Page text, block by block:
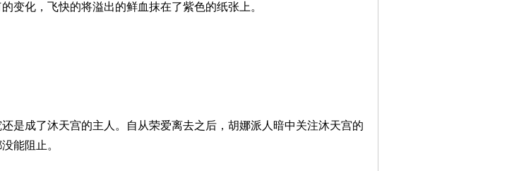
变化，飞快的将溢出的鲜血抹在了紫色的纸张上。
是成了沐天宫的主人。自从荣爱离去之后，胡娜派人暗中关注沐天宫的
能阻止。